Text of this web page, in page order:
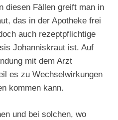
diesen Fällen greift man in
das in der Apotheke frei
auch rezeptpflichtige
Johanniskraut ist. Auf
mit dem Arzt
es zu Wechselwirkungen
kommen kann.
und bei solchen, wo